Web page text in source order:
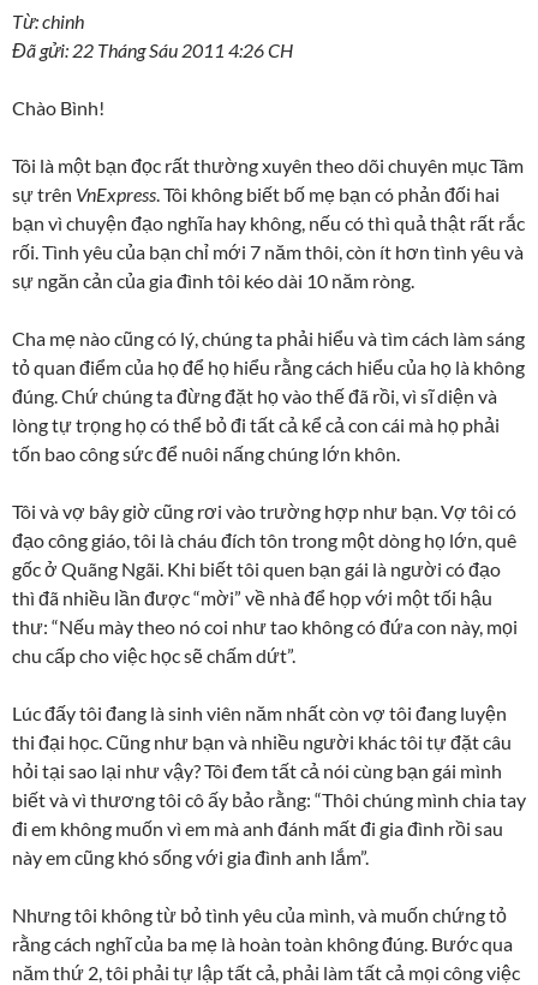
Từ: chinh
Đã gửi: 22 Tháng Sáu 2011 4:26 CH
Chào Bình!
Tôi là một bạn đọc rất thường xuyên theo dõi chuyên mục Tâm
sự trên VnExpress. Tôi không biết bố mẹ bạn có phản đối hai
bạn vì chuyện đạo nghĩa hay không, nếu có thì quả thật rất rắc
rối. Tình yêu của bạn chỉ mới 7 năm thôi, còn ít hơn tình yêu và
sự ngăn cản của gia đình tôi kéo dài 10 năm ròng.
Cha mẹ nào cũng có lý, chúng ta phải hiểu và tìm cách làm sáng
tỏ quan điểm của họ để họ hiểu rằng cách hiểu của họ là không
đúng. Chứ chúng ta đừng đặt họ vào thế đã rồi, vì sĩ diện và
lòng tự trọng họ có thể bỏ đi tất cả kể cả con cái mà họ phải
tốn bao công sức để nuôi nấng chúng lớn khôn.
Tôi và vợ bây giờ cũng rơi vào trường hợp như bạn. Vợ tôi có
đạo công giáo, tôi là cháu đích tôn trong một dòng họ lớn, quê
gốc ở Quãng Ngãi. Khi biết tôi quen bạn gái là người có đạo
thì đã nhiều lần được “mời” về nhà để họp với một tối hậu
thư: “Nếu mày theo nó coi như tao không có đứa con này, mọi
chu cấp cho việc học sẽ chấm dứt”.
Lúc đấy tôi đang là sinh viên năm nhất còn vợ tôi đang luyện
thi đại học. Cũng như bạn và nhiều người khác tôi tự đặt câu
hỏi tại sao lại như vậy? Tôi đem tất cả nói cùng bạn gái mình
biết và vì thương tôi cô ấy bảo rằng: “Thôi chúng mình chia tay
đi em không muốn vì em mà anh đánh mất đi gia đình rồi sau
này em cũng khó sống với gia đình anh lắm”.
Nhưng tôi không từ bỏ tình yêu của mình, và muốn chứng tỏ
rằng cách nghĩ của ba mẹ là hoàn toàn không đúng. Bước qua
năm thứ 2, tôi phải tự lập tất cả, phải làm tất cả mọi công việc